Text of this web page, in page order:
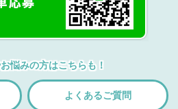
悩みの方はこちらも！
よくあるご質問